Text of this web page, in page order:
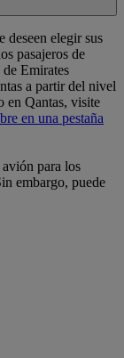
deseen elegir sus
pasajeros de
Emirates
a partir del nivel
en Qantas, visite
en una pestaña
para los
embargo, puede